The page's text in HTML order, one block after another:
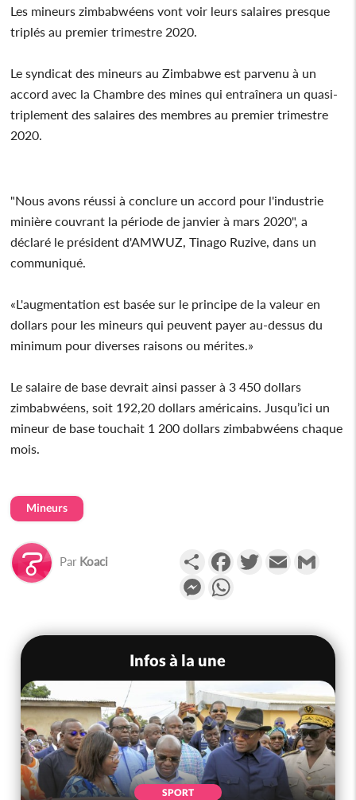
Les mineurs zimbabwéens vont voir leurs salaires presque
triplés au premier trimestre 2020.
Le syndicat des mineurs au Zimbabwe est parvenu à un
accord avec la Chambre des mines qui entraînera un quasi-
triplement des salaires des membres au premier trimestre
2020.
"Nous avons réussi à conclure un accord pour l'industrie
minière couvrant la période de janvier à mars 2020", a
déclaré le président d'AMWUZ, Tinago Ruzive, dans un
communiqué.
«L'augmentation est basée sur le principe de la valeur en
dollars pour les mineurs qui peuvent payer au-dessus du
minimum pour diverses raisons ou mérites.»
Le salaire de base devrait ainsi passer à 3 450 dollars
zimbabwéens, soit 192,20 dollars américains. Jusqu’ici un
mineur de base touchait 1 200 dollars zimbabwéens chaque
mois.
Mineurs
Par Koaci PartagerFacebookTwitterEmail
Messenger
Infos à la une
SPORT